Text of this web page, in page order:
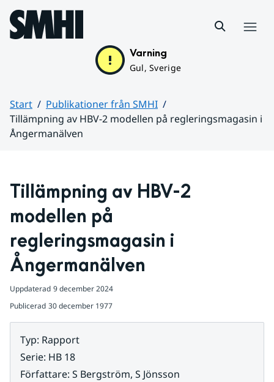
Hoppa till sidans innehåll
Varning
Gul, Sverige
Start
Publikationer från SMHI
Tillämpning av HBV-2 modellen på regleringsmagasin i
Ångermanälven
Tillämpning av HBV-2
modellen på
regleringsmagasin i
Ångermanälven
Uppdaterad 9 december 2024
Publicerad 30 december 1977
Typ: Rapport
Serie: HB 18
Författare: S Bergström, S Jönsson